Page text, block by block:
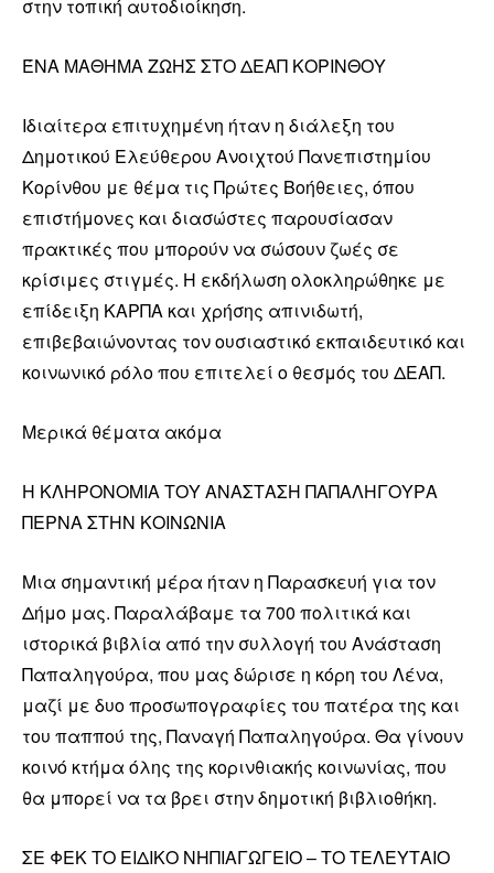
στην τοπική αυτοδιοίκηση.
ΈΝΑ ΜΑΘΗΜΑ ΖΩΗΣ ΣΤΟ ΔΕΑΠ ΚΟΡΙΝΘΟΥ
Ιδιαίτερα επιτυχημένη ήταν η διάλεξη του
Δημοτικού Ελεύθερου Ανοιχτού Πανεπιστημίου
Κορίνθου με θέμα τις Πρώτες Βοήθειες, όπου
επιστήμονες και διασώστες παρουσίασαν
πρακτικές που μπορούν να σώσουν ζωές σε
κρίσιμες στιγμές. Η εκδήλωση ολοκληρώθηκε με
επίδειξη ΚΑΡΠΑ και χρήσης απινιδωτή,
επιβεβαιώνοντας τον ουσιαστικό εκπαιδευτικό και
κοινωνικό ρόλο που επιτελεί ο θεσμός του ΔΕΑΠ.
Μερικά θέματα ακόμα
Η ΚΛΗΡΟΝΟΜΙΑ ΤΟΥ ΑΝΑΣΤΑΣΗ ΠΑΠΑΛΗΓΟΥΡΑ
ΠΕΡΝΑ ΣΤΗΝ ΚΟΙΝΩΝΙΑ
Μια σημαντική μέρα ήταν η Παρασκευή για τον
Δήμο μας. Παραλάβαμε τα 700 πολιτικά και
ιστορικά βιβλία από την συλλογή του Ανάσταση
Παπαληγούρα, που μας δώρισε η κόρη του Λένα,
μαζί με δυο προσωπογραφίες του πατέρα της και
του παππού της, Παναγή Παπαληγούρα. Θα γίνουν
κοινό κτήμα όλης της κορινθιακής κοινωνίας, που
θα μπορεί να τα βρει στην δημοτική βιβλιοθήκη.
ΣΕ ΦΕΚ ΤΟ ΕΙΔΙΚΟ ΝΗΠΙΑΓΩΓΕΙΟ – ΤΟ ΤΕΛΕΥΤΑΙΟ